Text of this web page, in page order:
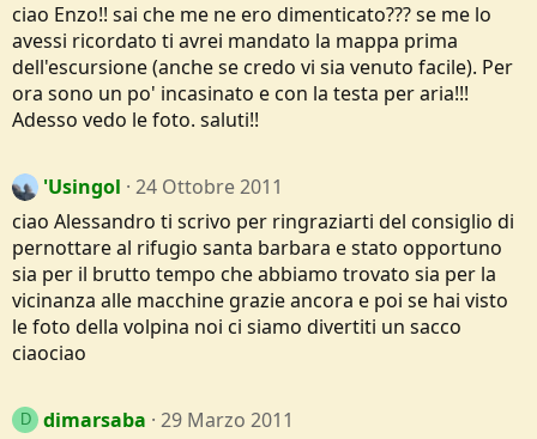
ciao Enzo!! sai che me ne ero dimenticato??? se me lo
avessi ricordato ti avrei mandato la mappa prima
dell'escursione (anche se credo vi sia venuto facile). Per
ora sono un po' incasinato e con la testa per aria!!!
Adesso vedo le foto. saluti!!
'Usingol
24 Ottobre 2011
ciao Alessandro ti scrivo per ringraziarti del consiglio di
pernottare al rifugio santa barbara e stato opportuno
sia per il brutto tempo che abbiamo trovato sia per la
vicinanza alle macchine grazie ancora e poi se hai visto
le foto della volpina noi ci siamo divertiti un sacco
ciaociao
D dimarsaba
29 Marzo 2011